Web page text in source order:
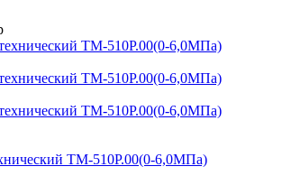
ТМ-510Р.00(0-6,0МПа)